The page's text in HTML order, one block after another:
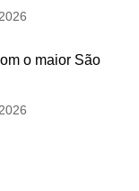
o maior São